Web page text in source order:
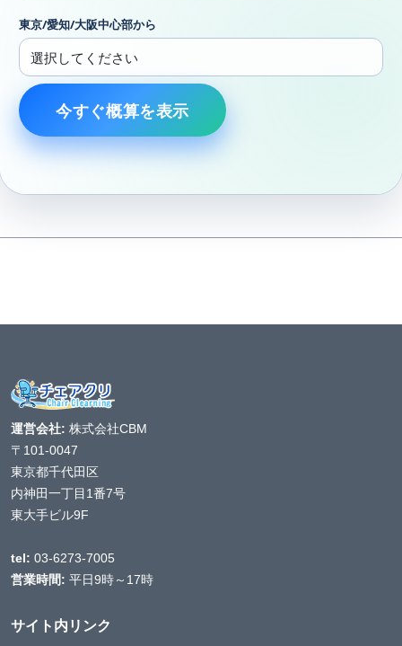
東京/愛知/大阪中心部から
今すぐ概算を表示
運営会社: 株式会社CBM
〒101-0047
東京都千代田区
内神田一丁目1番7号
東大手ビル9F
tel: 03-6273-7005
営業時間: 平日9時～17時
サイト内リンク